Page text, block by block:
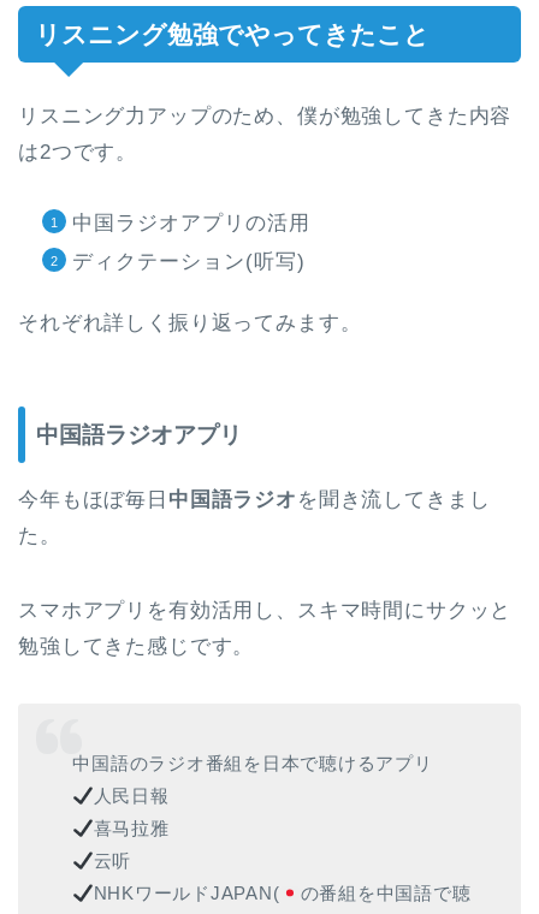
リスニング勉強でやってきたこと
リスニング力アップのため、僕が勉強してきた内容
は2つです。
中国ラジオアプリの活用
ディクテーション(听写)
それぞれ詳しく振り返ってみます。
中国語ラジオアプリ
今年もほぼ毎日 中国語ラジオ を聞き流してきまし
た。
スマホアプリを有効活用し、スキマ時間にサクッと
勉強してきた感じです。
中国語のラジオ番組を日本で聴けるアプリ
人民日報
喜马拉雅
云听
NHKワールドJAPAN(
の番組を中国語で聴